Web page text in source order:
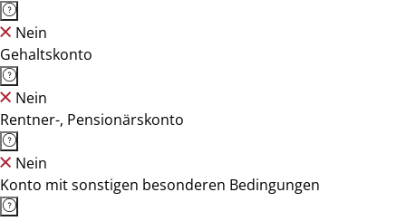
Nein
Gehaltskonto
Nein
Rentner-, Pensionärskonto
Nein
Konto mit sonstigen besonderen Bedingungen